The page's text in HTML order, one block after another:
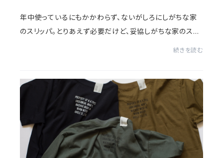
年中使っているにもかかわらず、ないがしろにしがちな家
のスリッパ。とりあえず必要だけど、妥協しがちな家のスリ
続きを読む